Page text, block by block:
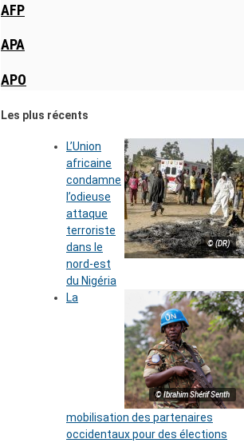
AFP
APA
APO
Les plus récents
© (DR)
L’Union
africaine
condamne
l’odieuse
attaque
terroriste
dans le
nord-est
du Nigéria
© Ibrahim Shérif Senth
La
mobilisation des partenaires
occidentaux pour des élections